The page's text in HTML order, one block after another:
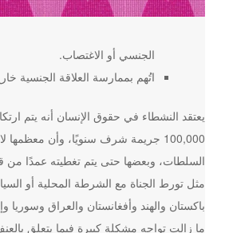
الجنسي أو الاغتصاب.
اتُهم بممارسة العلاقة الجنسية
يعتقد النشطاء في حقوق الإنسان أنه يتم
100,000 جريمة شرف سنويًا، وأن معظمها
السلطات، وبعضها حتى يتم تغطيته عمدًا من
مثل تورط الجناة مع الشرطة المحلية أو
باكستان والهند وأفغانستان والعراق وسوريا
ما زالت تواجه مشكلة كبيرة فيما يتعلق